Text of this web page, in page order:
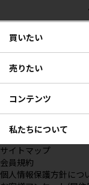
買いたい
売りたい
コンテンツ
私たちについて
サイトマップ
会員規約
個人情報保護方針につ